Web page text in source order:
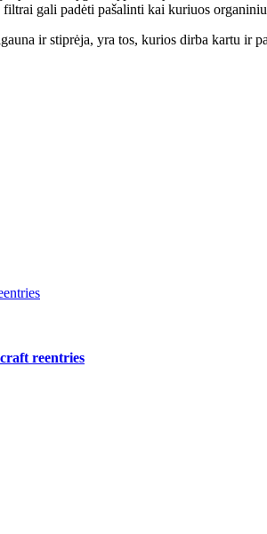
gali padėti pašalinti kai kuriuos
ir stiprėja, yra tos, kurios dirba kartu ir
reentries